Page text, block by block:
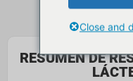
RESUMEN DE
Close and